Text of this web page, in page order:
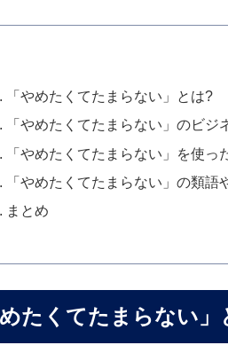
「やめたくてたまらない」とは?
「やめたくてたまらない」のビ
「やめたくてたまらない」を使っ
「やめたくてたまらない」の類語
まとめ
めたくてたまらない」